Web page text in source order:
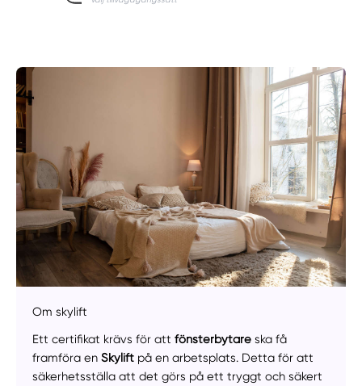
Om skylift
Ett certifikat krävs för attfönsterbytare ska få
framföra enSkylift på en arbetsplats. Detta för att
säkerhetsställa att det görs på ett tryggt och säkert